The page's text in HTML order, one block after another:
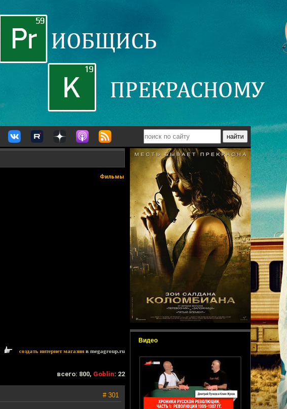
Видео
Фильмы
создать интернет магазин в megagroup.ru
всего: 800, Goblin: 22
# 301